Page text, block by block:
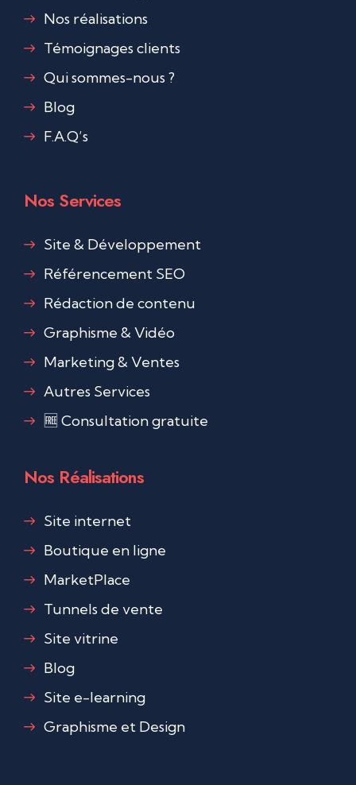
Nos réalisations
Témoignages clients
Qui sommes-nous ?
Blog
F.A.Q’s
Nos Services
Site & Développement
Référencement SEO
Rédaction de contenu
Graphisme & Vidéo
Marketing & Ventes
Autres Services
🆓 Consultation gratuite
Nos Réalisations
Site internet
Boutique en ligne
MarketPlace
Tunnels de vente
Site vitrine
Blog
Site e-learning
Graphisme et Design